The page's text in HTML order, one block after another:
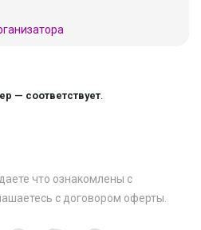
— соответствует
что ознакомлены с
с договором оферты